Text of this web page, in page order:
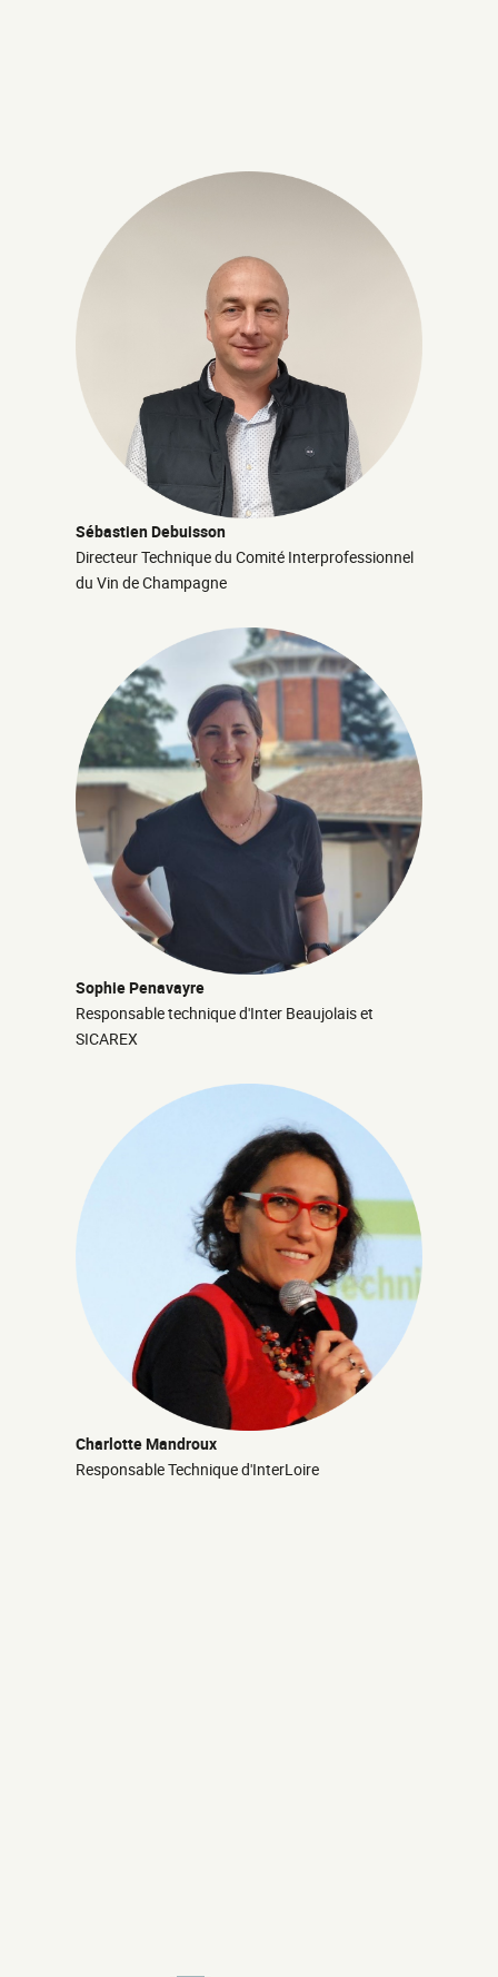
Sébastien Debuisson
Directeur Technique du Comité Interprofessionnel
du Vin de Champagne
Sophie Penavayre
Responsable technique d'Inter Beaujolais et
SICAREX
Charlotte Mandroux
Responsable Technique d'InterLoire